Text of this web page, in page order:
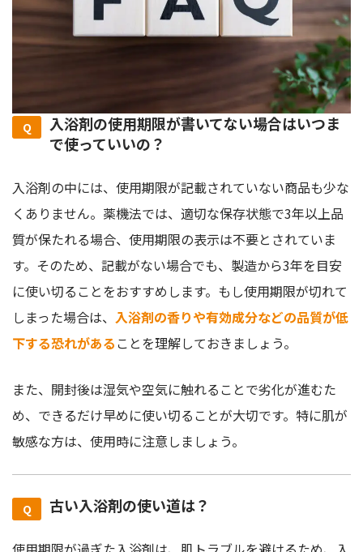
入浴剤の使用期限が書いてない場合はいつま
で使っていいの？
入浴剤の中には、使用期限が記載されていない商品も少な
くありません。薬機法では、適切な保存状態で3年以上品
質が保たれる場合、使用期限の表示は不要とされていま
す。そのため、記載がない場合でも、製造から3年を目安
に使い切ることをおすすめします。もし使用期限が切れて
しまった場合は、 入浴剤の香りや有効成分などの品質が低
下する恐れがある ことを理解しておきましょう。
また、開封後は湿気や空気に触れることで劣化が進むた
め、できるだけ早めに使い切ることが大切です。特に肌が
敏感な方は、使用時に注意しましょう。
古い入浴剤の使い道は？